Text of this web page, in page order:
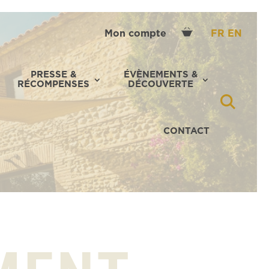
Mon compte FR EN
PRESSE &
RÉCOMPENSES
ÉVÈNEMENTS &
DÉCOUVERTE
CONTACT